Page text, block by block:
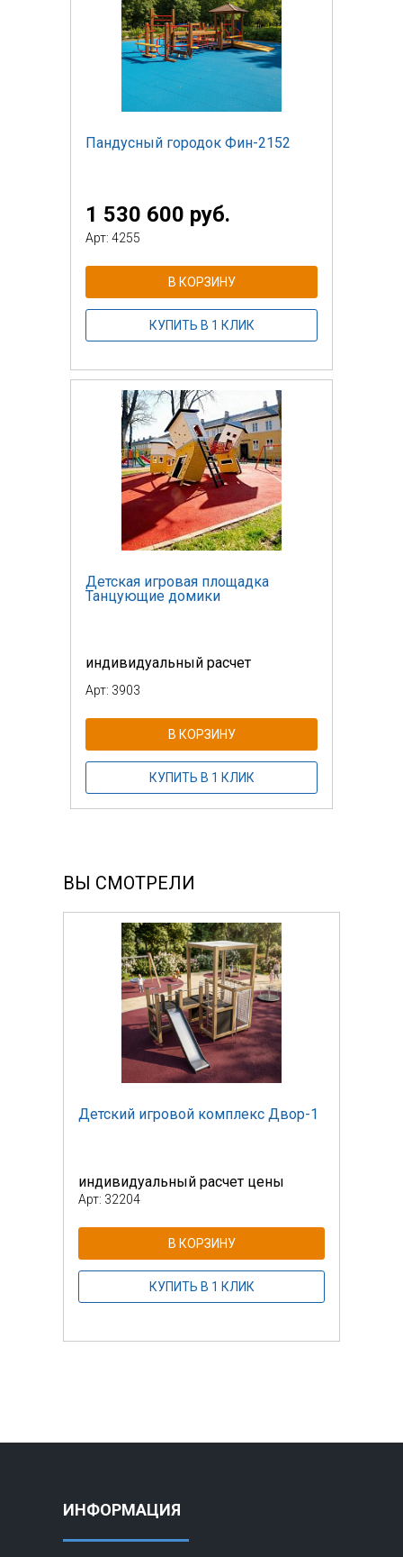
Пандусный городок Фин-2152
1 530 600 руб.
Арт: 4255
В КОРЗИНУ
КУПИТЬ В 1 КЛИК
Детская игровая площадка
Танцующие домики
индивидуальный расчет
Арт: 3903
В КОРЗИНУ
КУПИТЬ В 1 КЛИК
ВЫ СМОТРЕЛИ
Детский игровой комплекс Двор-1
индивидуальный расчет цены
Арт: 32204
В КОРЗИНУ
КУПИТЬ В 1 КЛИК
ИНФОРМАЦИЯ